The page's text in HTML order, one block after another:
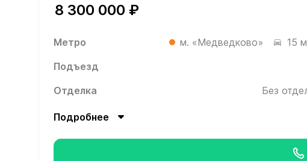
8 300 000 ₽
Метро м. «Медведково» 15
Подъезд
Отделка
Без
Подробнее